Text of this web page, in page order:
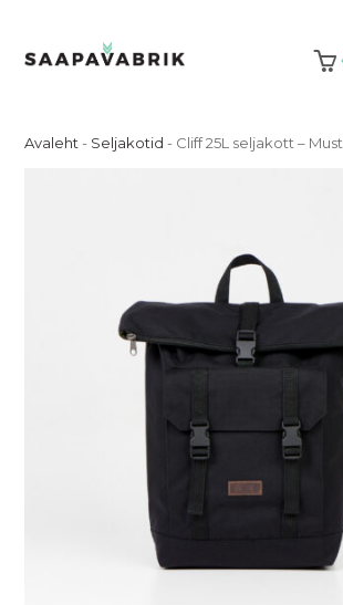
content
Avaleht - Seljakotid - Cliff 25L seljakott – Must